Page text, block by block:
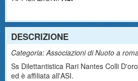
DESCRIZIONE
Categoria: Associazioni di Nuoto a
Ss Dilettantistica Rari Nantes Colli
ed è affiliata all'ASI.